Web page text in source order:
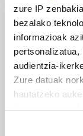
zure IP
bezalako
informazioak
pertsonalizatua,
audientzia-
Zure datuak
hautatzeko
MUSIKA
Odik berria
'Amaaaa!'